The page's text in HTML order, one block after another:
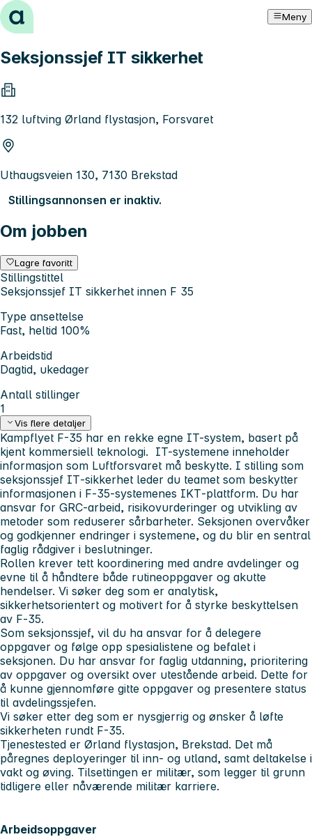
Hopp til innhold Meny
Seksjonssjef IT sikkerhet
132 luftving Ørland flystasjon, Forsvaret
Uthaugsveien 130, 7130 Brekstad
Stillingsannonsen er inaktiv.
Om jobben
Lagre favoritt
Stillingstittel
Seksjonssjef IT sikkerhet innen F 35
Type ansettelse
Fast, heltid 100%
Arbeidstid
Dagtid, ukedager
Antall stillinger
1
Vis flere detaljer
Kampflyet F-35 har en rekke egne IT-system, basert på
kjent kommersiell teknologi. IT-systemene inneholder
informasjon som Luftforsvaret må beskytte. I stilling som
seksjonssjef IT‑sikkerhet leder du teamet som beskytter
informasjonen i F‑35‑systemenes IKT‑plattform. Du har
ansvar for GRC‑arbeid, risikovurderinger og utvikling av
metoder som reduserer sårbarheter. Seksjonen overvåker
og godkjenner endringer i systemene, og du blir en sentral
faglig rådgiver i beslutninger.
Rollen krever tett koordinering med andre avdelinger og
evne til å håndtere både rutineoppgaver og akutte
hendelser. Vi søker deg som er analytisk,
sikkerhetsorientert og motivert for å styrke beskyttelsen
av F‑35.
Som seksjonssjef, vil du ha ansvar for å delegere
oppgaver og følge opp spesialistene og befalet i
seksjonen. Du har ansvar for faglig utdanning, prioritering
av oppgaver og oversikt over utestående arbeid. Dette for
å kunne gjennomføre gitte oppgaver og presentere status
til avdelingssjefen.
Vi søker etter deg som er nysgjerrig og ønsker å løfte
sikkerheten rundt F-35.
Tjenestested er Ørland flystasjon, Brekstad. Det må
påregnes deployeringer til inn- og utland, samt deltakelse i
vakt og øving. Tilsettingen er militær, som legger til grunn
tidligere eller nåværende militær karriere.
Arbeidsoppgaver